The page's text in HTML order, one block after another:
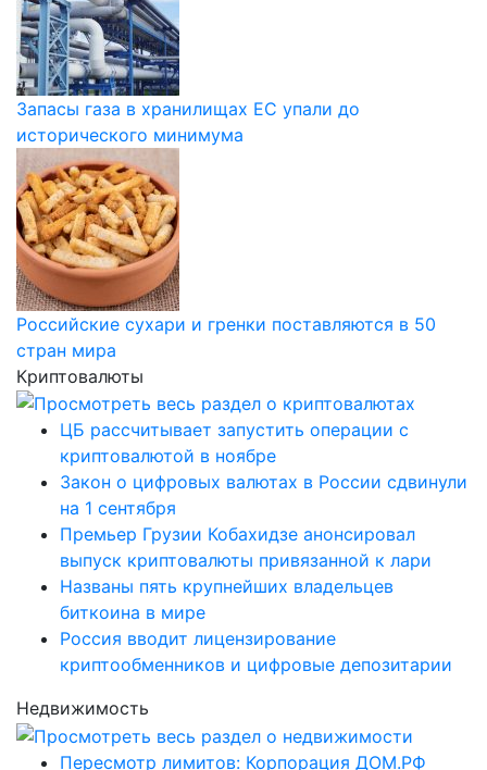
Запасы газа в хранилищах ЕС упали до
исторического минимума
Российские сухари и гренки поставляются в 50
стран мира
Криптовалюты
ЦБ рассчитывает запустить операции с
криптовалютой в ноябре
Закон о цифровых валютах в России сдвинули
на 1 сентября
Премьер Грузии Кобахидзе анонсировал
выпуск криптовалюты привязанной к лари
Названы пять крупнейших владельцев
биткоина в мире
Россия вводит лицензирование
криптообменников и цифровые депозитарии
Недвижимость
Пересмотр лимитов: Корпорация ДОМ.РФ